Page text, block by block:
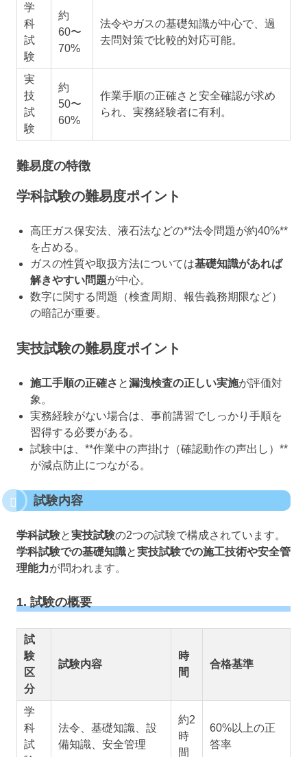
学
科
試
験
約
60〜
70%
法令やガスの基礎知識が中心で、過
去問対策で比較的対応可能。
実
技
試
験
約
50〜
60%
作業手順の正確さと安全確認が求め
られ、実務経験者に有利。
難易度の特徴
学科試験の難易度ポイント
高圧ガス保安法、液石法などの**法令問題が約40%**
を占める。
ガスの性質や取扱方法については基礎知識があれば
解きやすい問題が中心。
数字に関する問題（検査周期、報告義務期限など）
の暗記が重要。
実技試験の難易度ポイント
施工手順の正確さ と漏洩検査の正しい実施が評価対
象。
実務経験がない場合は、事前講習でしっかり手順を
習得する必要がある。
試験中は、**作業中の声掛け（確認動作の声出し）**
が減点防止につながる。
試験内容
学科試験と実技試験の2つの試験で構成されています。
学科試験での基礎知識と実技試験での施工技術や安全管
理能力が問われます。
1. 試験の概要
試
験
区
分
試験内容
時
間
合格基準
学
科
試
法令、基礎知識、設
備知識、安全管理
約2
時
間
60%以上の正
答率